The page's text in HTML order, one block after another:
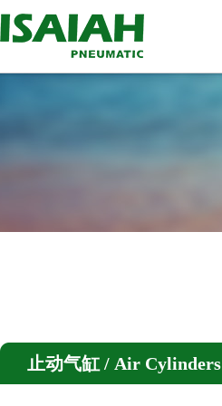
止动气缸 / Air Cylinders